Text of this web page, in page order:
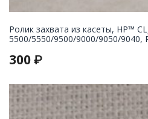
Ролик захвата из касеты, HP™
5500/5550/9500/9000/9050/9040,
300 ₽